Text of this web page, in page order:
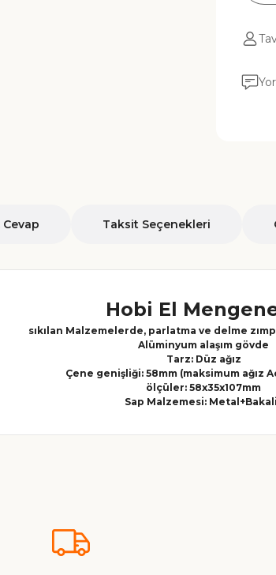
Cevap Taksit Seçenekleri
Hobi El
sıkılan Malzemelerde, parlatma ve delme
Alüminyum alaşım gövde
Tarz: Düz ağız
Çene genişliği: 58mm (maksimum ağız
ölçüler: 58x35x107mm
Sap Malzemesi: